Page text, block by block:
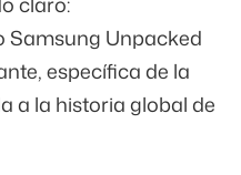
Samsung Unpacked
específica de la
a la historia global de